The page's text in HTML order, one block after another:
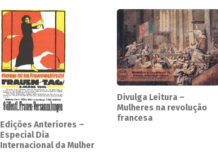
Edições Anteriores –
Especial Dia
Internacional da Mulher
Divulga Leitura –
Mulheres na revolução
francesa